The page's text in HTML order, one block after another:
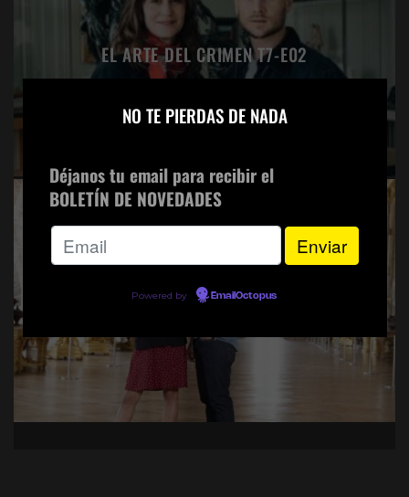
EL ARTE DEL CRIMEN T7-E02
EL ARTE DEL CRIMEN T7-E01
NO TE PIERDAS DE NADA
Déjanos tu email para recibir el
BOLETÍN DE NOVEDADES
Powered by EmailOctopus